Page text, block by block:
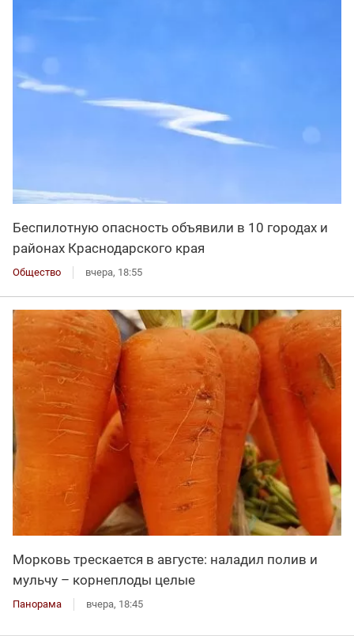
Беспилотную опасность объявили в 10 городах и
районах Краснодарского края
Общество вчера, 18:55
Морковь трескается в августе: наладил полив и
мульчу – корнеплоды целые
Панорама вчера, 18:45